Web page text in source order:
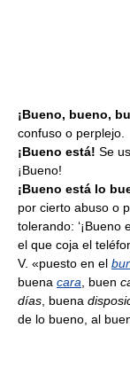
¡Bueno, bueno,
confuso o perplejo.
¡Bueno está! Se
¡Bueno!
¡Bueno está lo
por cierto abuso o
tolerando:
el que coja el
V. «puesto en el
buena cara , buen
días , buena
de lo bueno, al